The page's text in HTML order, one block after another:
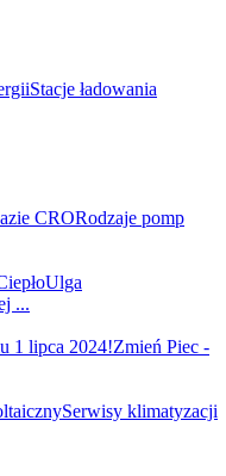
Stacje ładowania
CRORodzaje pomp
Ulga
...
1 lipca 2024!Zmień Piec -
Serwisy klimatyzacji